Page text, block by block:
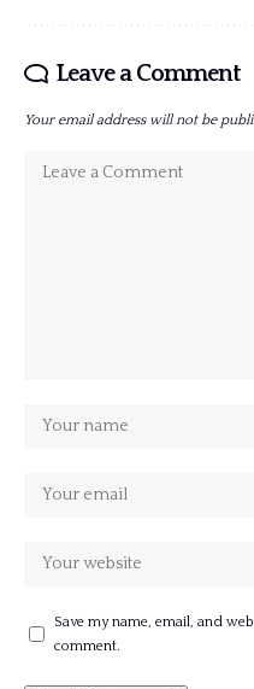
Leave a Comment
Your email address will not be
Save my name, email, and
comment.